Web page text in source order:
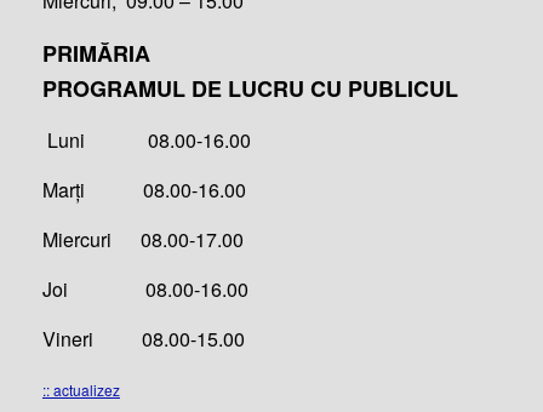
PRIMĂRIA
PROGRAMUL DE LUCRU CU PUBLICUL
Luni 08.00-16.00
Marți 08.00-16.00
Miercuri 08.00-17.00
Joi 08.00-16.00
Vineri 08.00-15.00
:: actualizez